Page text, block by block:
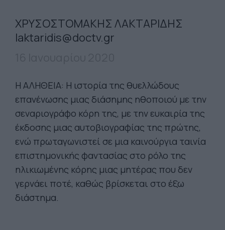
ΧΡΥΣΟΣΤΟΜΑΚΗΣ ΛΑΚΤΑΡΙΔΗΣ
laktaridis@doctv.gr
Η ΑΛΗΘΕΙΑ: Η ιστορία της θυελλώδους
επανένωσης μιας διάσημης ηθοποιού με την
σεναριογράφο κόρη της, με την ευκαιρία της
έκδοσης μιας αυτοβιογραφίας της πρώτης,
ενώ πρωταγωνιστεί σε μια καινούργια ταινία
επιστημονικής φαντασίας στο ρόλο της
ηλικιωμένης κόρης μιας μητέρας που δεν
γερνάει ποτέ, καθώς βρίσκεται στο έξω
διάστημα.